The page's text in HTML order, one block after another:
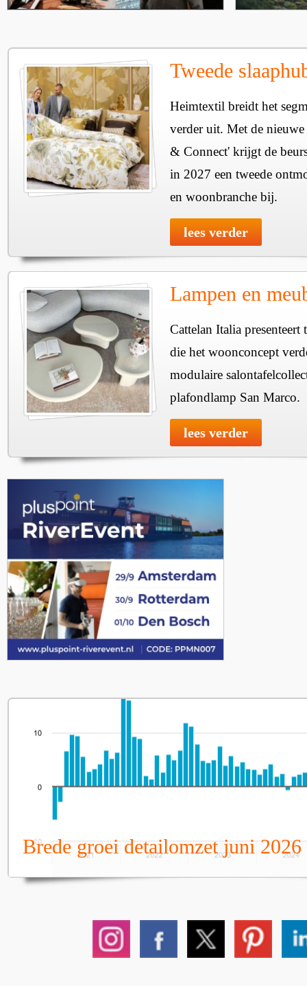
Tweede
Heimtextil breidt het
verder uit. Met de
& Connect' krijgt de
in 2027 een tweede
en woonbranche bij.
lees verder
Lampen en
Cattelan Italia
die het woonconcept
modulaire
plafondlamp San Marco.
lees verder
Brede groei detailomzet juni 2026